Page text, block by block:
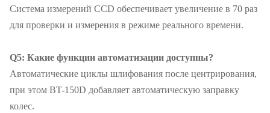
Система измерений CCD обеспечивает увеличение в 70 раз
для проверки и измерения в режиме реального времени.
Q5: Какие функции автоматизации доступны?
Автоматические циклы шлифования после центрирования,
при этом BT-150D добавляет автоматическую заправку
колес.